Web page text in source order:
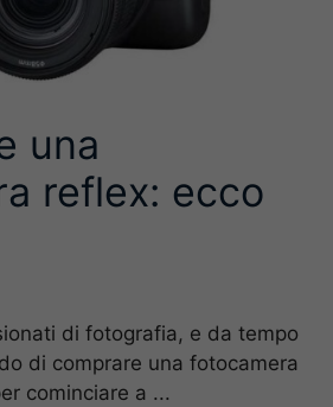
una
reflex: ecco
di fotografia, e da tempo
di comprare una fotocamera
cominciare a ...